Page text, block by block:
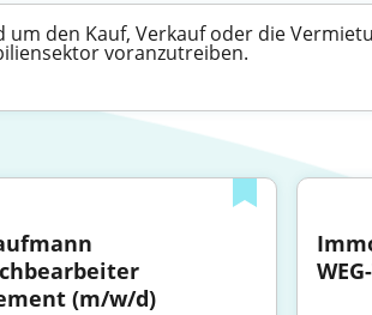
den Kauf, Verkauf oder die
voranzutreiben.
(m/w/d)